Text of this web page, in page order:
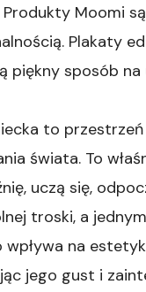
Produkty Moomi
Plakaty
piękny sposób na
to
świata. To
uczą się,
troski, a
wpływa na
jego gust i